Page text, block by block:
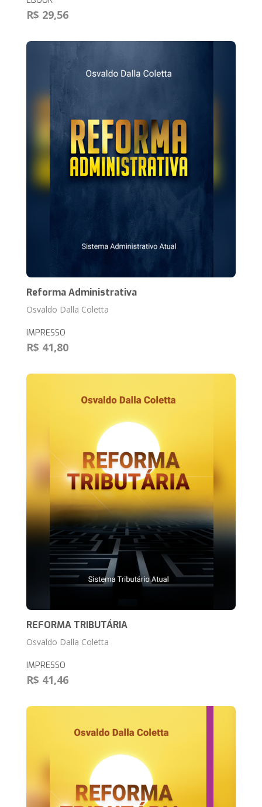
R$ 29,56
Reforma Administrativa
Osvaldo Dalla Coletta
IMPRESSO
R$ 41,80
REFORMA TRIBUTÁRIA
Osvaldo Dalla Coletta
IMPRESSO
R$ 41,46